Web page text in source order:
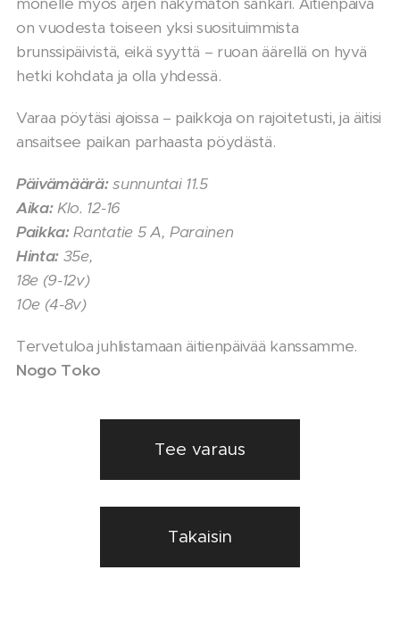
monelle myös arjen näkymätön sankari. Äitienpäivä
on vuodesta toiseen yksi suosituimmista
brunssipäivistä, eikä syyttä – ruoan äärellä on hyvä
hetki kohdata ja olla yhdessä.
Varaa pöytäsi ajoissa – paikkoja on rajoitetusti, ja äitisi
ansaitsee paikan parhaasta pöydästä.
Päivämäärä:sunnuntai11.5
Aika:Klo. 12-16
Paikka:Rantatie5 A, Parainen
Hinta: 35e,
18e (9-12v)
10e (4-8v)
Tervetuloa juhlistamaan äitienpäivää kanssamme.
Nogo Toko
Tee varaus
Takaisin